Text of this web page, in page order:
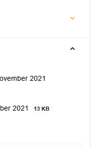
2021
2021 13 KB